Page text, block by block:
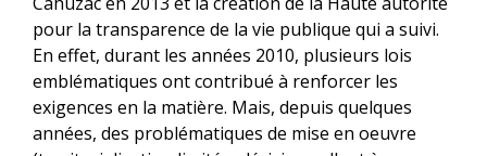
pour la transparence de la vie publique qui a suivi.
En effet, durant les années 2010, plusieurs lois
emblématiques ont contribué à renforcer les
exigences en la matière. Mais, depuis quelques
années, des problématiques de mise en oeuvre